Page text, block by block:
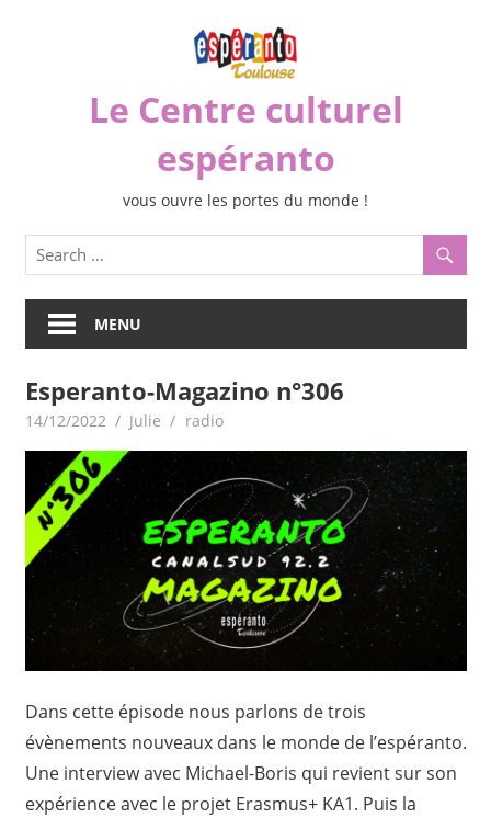
Le Centre culturel
espéranto
vous ouvre les portes du monde !
MENU
Esperanto-Magazino n°306
14/12/2022 Julie radio
Dans cette épisode nous parlons de trois
évènements nouveaux dans le monde de l’espéranto.
Une interview avec Michael-Boris qui revient sur son
expérience avec le projet Erasmus+ KA1. Puis la